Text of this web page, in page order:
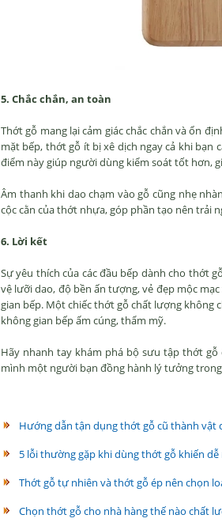
5. Chắc chắn, an toàn
Thớt gỗ mang lại cảm giác chắc chắn và ổn
mặt bếp, thớt gỗ ít bị xê dịch ngay cả khi bạn
điểm này giúp người dùng kiểm soát tốt hơn,
Âm thanh khi dao chạm vào gỗ cũng nhẹ
cộc cằn của thớt nhựa, góp phần tạo nên trải
6. Lời kết
Sự yêu thích của các đầu bếp dành cho thớt
vệ lưỡi dao, độ bền ấn tượng, vẻ đẹp mộc
gian bếp. Một chiếc thớt gỗ chất lượng không
không gian bếp ấm cúng, thẩm mỹ.
Hãy nhanh tay khám phá bộ sưu tập thớt
mình một người bạn đồng hành lý tưởng
Hướng dẫn tận dụng thớt gỗ cũ thành vật
5 lỗi thường gặp khi dùng thớt gỗ khiến
Thớt gỗ tự nhiên và thớt gỗ ép nên chọn
Chọn thớt gỗ cho nhà hàng thế nào chất